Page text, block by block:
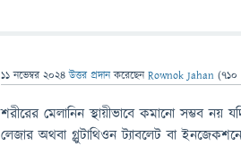
11 নভেম্বর 2024 উত্তর প্রদান করেছেনRownok Jahan (710
শরীরের মেলানিন স্থায়ীভাবে কমানো সম্ভব নয়
লেজার অথবা গ্লুটাথিওন ট্যাবলেট বা